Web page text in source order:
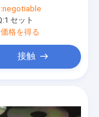
力袋
negotiable
1 セット
格を得る
接触